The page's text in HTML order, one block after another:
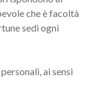
che è facoltà
sedi ogni
ai sensi